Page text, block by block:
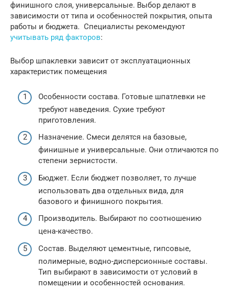
финишного слоя, универсальные. Выбор делают в
зависимости от типа и особенностей покрытия, опыта
работы и бюджета. Специалисты рекомендуют
учитывать ряд факторов:
Выбор шпаклевки зависит от эксплуатационных
характеристик помещения
Особенности состава. Готовые шпатлевки не
требуют наведения. Сухие требуют
приготовления.
Назначение. Смеси делятся на базовые,
финишные и универсальные. Они отличаются по
степени зернистости.
Бюджет. Если бюджет позволяет, то лучше
использовать два отдельных вида, для
базового и финишного покрытия.
Производитель. Выбирают по соотношению
цена-качество.
Состав. Выделяют цементные, гипсовые,
полимерные, водно-дисперсионные составы.
Тип выбирают в зависимости от условий в
помещении и особенностей основания.